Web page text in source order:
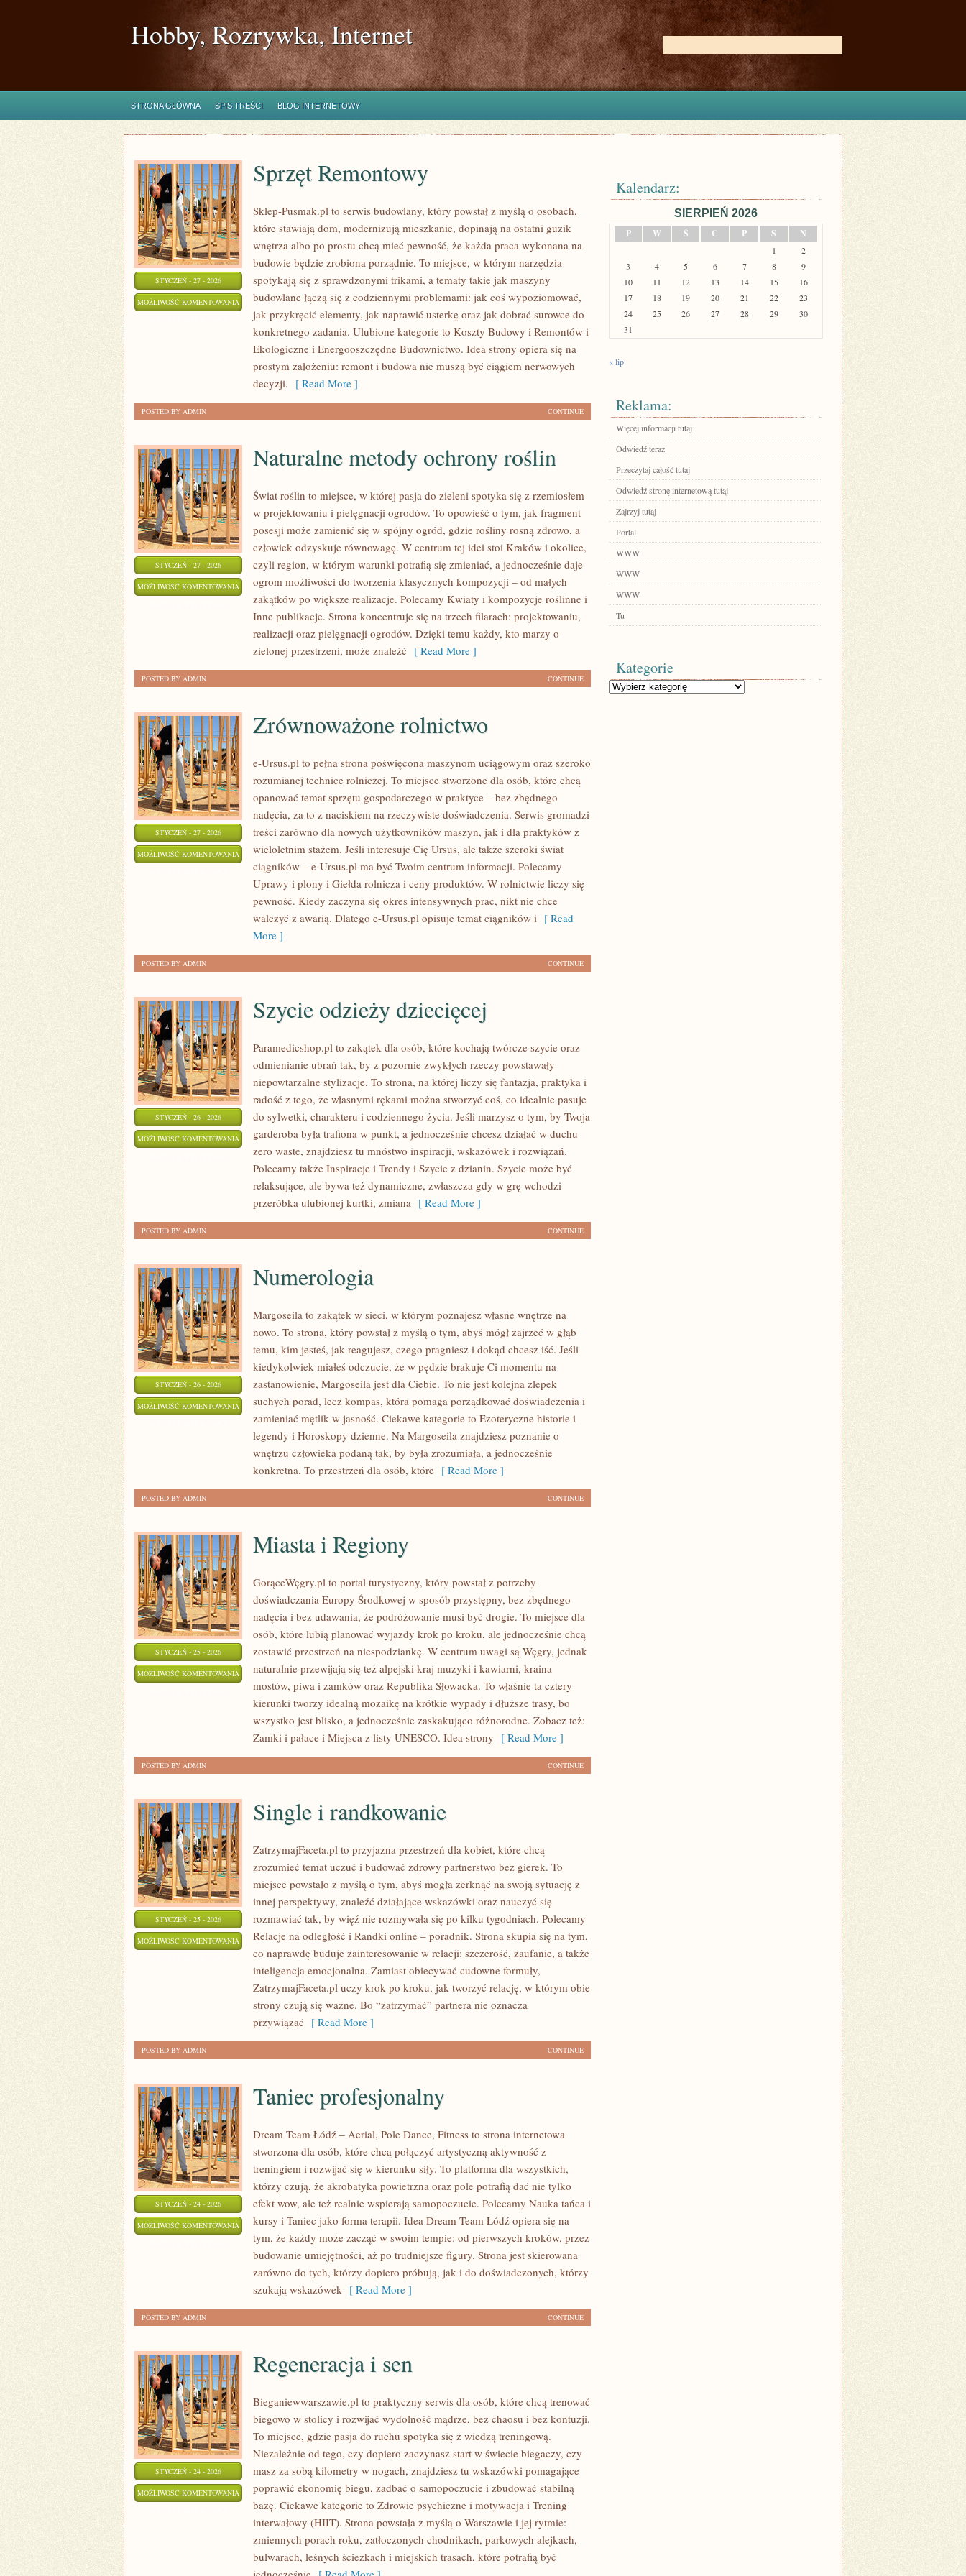
Hobby, Rozrywka, Internet
STRONA GŁÓWNA SPIS TREŚCI BLOG INTERNETOWY
STYCZEŃ - 27 - 2026
MOŻLIWOŚĆ KOMENTOWANIA SPRZĘT
REMONTOWY
Sprzęt Remontowy
Sklep-Pusmak.pl to serwis budowlany, który powstał z myślą o osobach,
które stawiają dom, modernizują mieszkanie, dopinają na ostatni guzik
wnętrza albo po prostu chcą mieć pewność, że każda praca wykonana na
budowie będzie zrobiona porządnie. To miejsce, w którym narzędzia
spotykają się z sprawdzonymi trikami, a tematy takie jak maszyny
budowlane łączą się z codziennymi problemami: jak coś wypoziomować,
jak przykręcić elementy, jak naprawić usterkę oraz jak dobrać surowce do
konkretnego zadania. Ulubione kategorie to Koszty Budowy i Remontów i
Ekologiczne i Energooszczędne Budownictwo. Idea strony opiera się na
prostym założeniu: remont i budowa nie muszą być ciągiem nerwowych
decyzji. [ Read More ]
CONTINUE
POSTED BY ADMIN
STYCZEŃ - 27 - 2026
MOŻLIWOŚĆ KOMENTOWANIA NATURALNE
METODY
OCHRONY
ROŚLIN
Naturalne metody ochrony roślin
Świat roślin to miejsce, w której pasja do zieleni spotyka się z rzemiosłem
w projektowaniu i pielęgnacji ogrodów. To opowieść o tym, jak fragment
posesji może zamienić się w spójny ogród, gdzie rośliny rosną zdrowo, a
człowiek odzyskuje równowagę. W centrum tej idei stoi Kraków i okolice,
czyli region, w którym warunki potrafią się zmieniać, a jednocześnie daje
ogrom możliwości do tworzenia klasycznych kompozycji – od małych
zakątków po większe realizacje. Polecamy Kwiaty i kompozycje roślinne i
Inne publikacje. Strona koncentruje się na trzech filarach: projektowaniu,
realizacji oraz pielęgnacji ogrodów. Dzięki temu każdy, kto marzy o
zielonej przestrzeni, może znaleźć [ Read More ]
CONTINUE
POSTED BY ADMIN
STYCZEŃ - 27 - 2026
MOŻLIWOŚĆ KOMENTOWANIA ZRÓWNOWAŻONE
ROLNICTWO
Zrównoważone rolnictwo
e-Ursus.pl to pełna strona poświęcona maszynom uciągowym oraz szeroko
rozumianej technice rolniczej. To miejsce stworzone dla osób, które chcą
opanować temat sprzętu gospodarczego w praktyce – bez zbędnego
nadęcia, za to z naciskiem na rzeczywiste doświadczenia. Serwis gromadzi
treści zarówno dla nowych użytkowników maszyn, jak i dla praktyków z
wieloletnim stażem. Jeśli interesuje Cię Ursus, ale także szeroki świat
ciągników – e-Ursus.pl ma być Twoim centrum informacji. Polecamy
Uprawy i plony i Giełda rolnicza i ceny produktów. W rolnictwie liczy się
pewność. Kiedy zaczyna się okres intensywnych prac, nikt nie chce
walczyć z awarią. Dlatego e-Ursus.pl opisuje temat ciągników i [ Read
More ]
CONTINUE
POSTED BY ADMIN
STYCZEŃ - 26 - 2026
MOŻLIWOŚĆ KOMENTOWANIA SZYCIE
ODZIEŻY
DZIECIĘCEJ
Szycie odzieży dziecięcej
Paramedicshop.pl to zakątek dla osób, które kochają twórcze szycie oraz
odmienianie ubrań tak, by z pozornie zwykłych rzeczy powstawały
niepowtarzalne stylizacje. To strona, na której liczy się fantazja, praktyka i
radość z tego, że własnymi rękami można stworzyć coś, co idealnie pasuje
do sylwetki, charakteru i codziennego życia. Jeśli marzysz o tym, by Twoja
garderoba była trafiona w punkt, a jednocześnie chcesz działać w duchu
zero waste, znajdziesz tu mnóstwo inspiracji, wskazówek i rozwiązań.
Polecamy także Inspiracje i Trendy i Szycie z dzianin. Szycie może być
relaksujące, ale bywa też dynamiczne, zwłaszcza gdy w grę wchodzi
przeróbka ulubionej kurtki, zmiana [ Read More ]
CONTINUE
POSTED BY ADMIN
STYCZEŃ - 26 - 2026
MOŻLIWOŚĆ KOMENTOWANIA NUMEROLOGIA
Numerologia
Margoseila to zakątek w sieci, w którym poznajesz własne wnętrze na
nowo. To strona, który powstał z myślą o tym, abyś mógł zajrzeć w głąb
temu, kim jesteś, jak reagujesz, czego pragniesz i dokąd chcesz iść. Jeśli
kiedykolwiek miałeś odczucie, że w pędzie brakuje Ci momentu na
zastanowienie, Margoseila jest dla Ciebie. To nie jest kolejna zlepek
suchych porad, lecz kompas, która pomaga porządkować doświadczenia i
zamieniać mętlik w jasność. Ciekawe kategorie to Ezoteryczne historie i
legendy i Horoskopy dzienne. Na Margoseila znajdziesz poznanie o
wnętrzu człowieka podaną tak, by była zrozumiała, a jednocześnie
konkretna. To przestrzeń dla osób, które [ Read More ]
CONTINUE
POSTED BY ADMIN
STYCZEŃ - 25 - 2026
MOŻLIWOŚĆ KOMENTOWANIA MIASTA
REGIONY
Miasta i Regiony
GorąceWęgry.pl to portal turystyczny, który powstał z potrzeby
doświadczania Europy Środkowej w sposób przystępny, bez zbędnego
nadęcia i bez udawania, że podróżowanie musi być drogie. To miejsce dla
osób, które lubią planować wyjazdy krok po kroku, ale jednocześnie chcą
zostawić przestrzeń na niespodziankę. W centrum uwagi są Węgry, jednak
naturalnie przewijają się też alpejski kraj muzyki i kawiarni, kraina
mostów, piwa i zamków oraz Republika Słowacka. To właśnie ta cztery
kierunki tworzy idealną mozaikę na krótkie wypady i dłuższe trasy, bo
wszystko jest blisko, a jednocześnie zaskakująco różnorodne. Zobacz też:
Zamki i pałace i Miejsca z listy UNESCO. Idea strony [ Read More ]
CONTINUE
POSTED BY ADMIN
STYCZEŃ - 25 - 2026
MOŻLIWOŚĆ KOMENTOWANIA SINGLE
RANDKOWANIE
Single i randkowanie
ZatrzymajFaceta.pl to przyjazna przestrzeń dla kobiet, które chcą
zrozumieć temat uczuć i budować zdrowy partnerstwo bez gierek. To
miejsce powstało z myślą o tym, abyś mogła zerknąć na swoją sytuację z
innej perspektywy, znaleźć działające wskazówki oraz nauczyć się
rozmawiać tak, by więź nie rozmywała się po kilku tygodniach. Polecamy
Relacje na odległość i Randki online – poradnik. Strona skupia się na tym,
co naprawdę buduje zainteresowanie w relacji: szczerość, zaufanie, a także
inteligencja emocjonalna. Zamiast obiecywać cudowne formuły,
ZatrzymajFaceta.pl uczy krok po kroku, jak tworzyć relację, w którym obie
strony czują się ważne. Bo “zatrzymać” partnera nie oznacza
przywiązać [ Read More ]
CONTINUE
POSTED BY ADMIN
STYCZEŃ - 24 - 2026
MOŻLIWOŚĆ KOMENTOWANIA TANIEC
PROFESJONALNY
Taniec profesjonalny
Dream Team Łódź – Aerial, Pole Dance, Fitness to strona internetowa
stworzona dla osób, które chcą połączyć artystyczną aktywność z
treningiem i rozwijać się w kierunku siły. To platforma dla wszystkich,
którzy czują, że akrobatyka powietrzna oraz pole potrafią dać nie tylko
efekt wow, ale też realnie wspierają samopoczucie. Polecamy Nauka tańca i
kursy i Taniec jako forma terapii. Idea Dream Team Łódź opiera się na
tym, że każdy może zacząć w swoim tempie: od pierwszych kroków, przez
budowanie umiejętności, aż po trudniejsze figury. Strona jest skierowana
zarówno do tych, którzy dopiero próbują, jak i do doświadczonych, którzy
szukają wskazówek [ Read More ]
CONTINUE
POSTED BY ADMIN
STYCZEŃ - 24 - 2026
MOŻLIWOŚĆ KOMENTOWANIA REGENERACJA
Regeneracja i sen
Bieganiewwarszawie.pl to praktyczny serwis dla osób, które chcą trenować
biegowo w stolicy i rozwijać wydolność mądrze, bez chaosu i bez kontuzji.
To miejsce, gdzie pasja do ruchu spotyka się z wiedzą treningową.
Niezależnie od tego, czy dopiero zaczynasz start w świecie biegaczy, czy
masz za sobą kilometry w nogach, znajdziesz tu wskazówki pomagające
poprawić ekonomię biegu, zadbać o samopoczucie i zbudować stabilną
bazę. Ciekawe kategorie to Zdrowie psychiczne i motywacja i Trening
interwałowy (HIIT). Strona powstała z myślą o Warszawie i jej rytmie:
zmiennych porach roku, zatłoczonych chodnikach, parkowych alejkach,
bulwarach, leśnych ścieżkach i miejskich trasach, które potrafią być
Kalendarz:
SIERPIEŃ 2026
P
W Ś C P S N
1
2
3
4 5 6 7 8
9
10
11 12 13 14 15
16
17
18 19 20 21 22
23
24
25 26 27 28 29
30
31
« lip
Reklama:
Więcej informacji tutaj
Odwiedź teraz
Przeczytaj całość tutaj
Odwiedź stronę internetową tutaj
Zajrzyj tutaj
Portal
WWW
WWW
WWW
Tu
Kategorie
Kategorie